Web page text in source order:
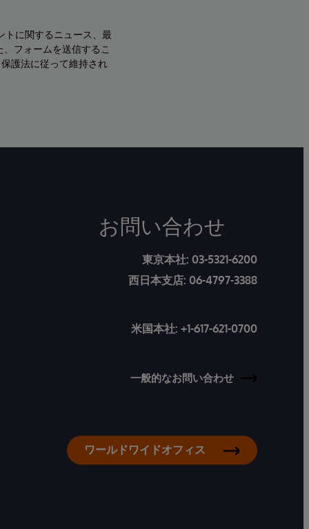
に関するニュース、最
フォームを送信するこ
護法に従って維持され
お問い合わせ
東京本社: 03-5321-6200
西日本支店: 06-4797-3388
米国本社: +1-617-621-0700
一般的なお問い合わせ
ワールドワイドオフィス